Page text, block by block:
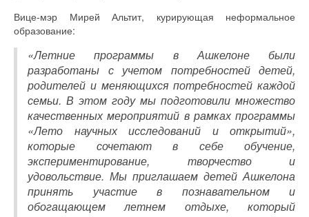
Вице-мэр Мирей Альтит, курирующая неформальное
образование:
«Летние программы в Ашкелоне были
разработаны с учетом потребностей детей,
родителей и меняющихся потребностей каждой
семьи. В этом году мы подготовили множество
качественных мероприятий в рамках программы
«Лето научных исследований и открытий»,
которые сочетают в себе обучение,
экспериментирование, творчество и
удовольствие. Мы приглашаем детей Ашкелона
принять участие в познавательном и
обогащающем летнем отдыхе, который